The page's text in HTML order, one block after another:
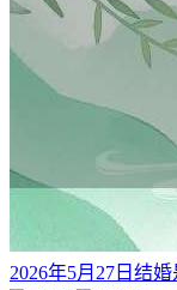
2026年5月27日结